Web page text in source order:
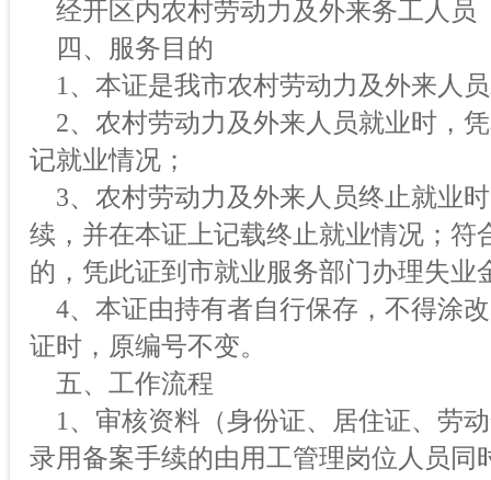
经开区内农村劳动力及外来务工人员
四、服务目的
1、本证是我市农村劳动力及外来人
2、农村劳动力及外来人员就业时，
记就业情况；
3、农村劳动力及外来人员终止就业
续，并在本证上记载终止就业情况；符
的，凭此证到市就业服务部门办理失业
4、本证由持有者自行保存，不得涂
证时，原编号不变。
五、工作流程
1、审核资料（身份证、居住证、劳
录用备案手续的由用工管理岗位人员同